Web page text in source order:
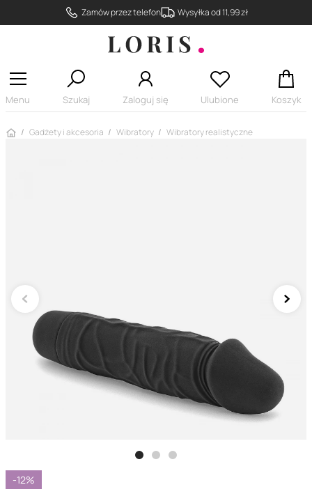
Zamów przez telefon Wysyłka od 11,99 zł
Menu Szukaj Zaloguj się Ulubione Koszyk
Strona główna
Gadżety i akcesoria Wibratory Wibratory realistyczne
-12%